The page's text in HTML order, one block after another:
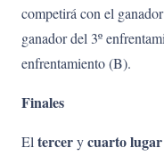
competirá con el
ganador del 3º
enfrentamiento (B).
Finales
El tercerycuartolugar